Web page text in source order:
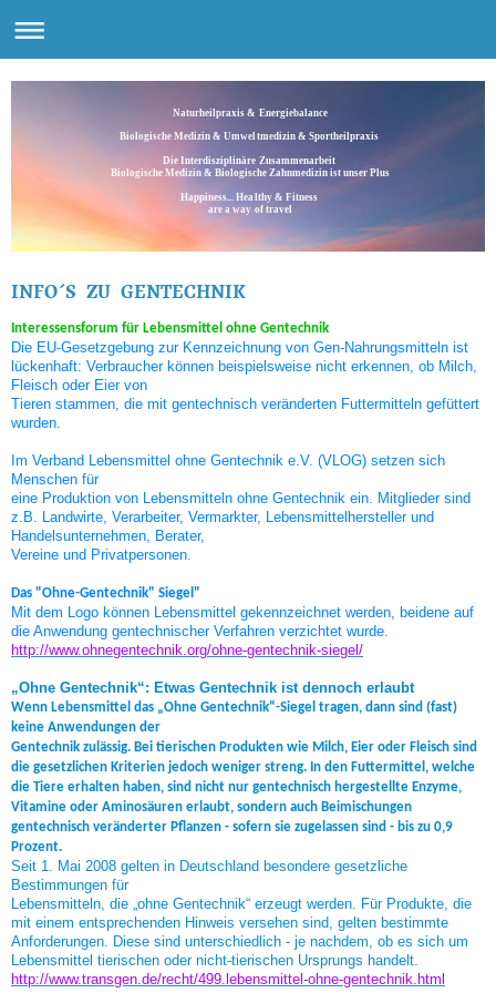
Naturheilpraxis & Energiebalance
Biologische Medizin & Umweltmedizin & Sportheilpraxis
Die Interdisziplinäre Zusammenarbeit
Biologische Medizin & Biologische Zahnmedizin ist unser Plus
Happiness... Healthy & Fitness
are a way of travel
INFO´S ZU GENTECHNIK
Interessensforum für Lebensmittel ohne Gentechnik
Die EU-Gesetzgebung zur Kennzeichnung von Gen-Nahrungsmitteln ist
lückenhaft: Verbraucher können beispielsweise nicht erkennen, ob Milch,
Fleisch oder Eier von
Tieren stammen, die mit gentechnisch veränderten Futtermitteln gefüttert
wurden.
Im Verband Lebensmittel ohne Gentechnik e.V. (VLOG) setzen sich
Menschen für
eine Produktion von Lebensmitteln ohne Gentechnik ein. Mitglieder sind
z.B. Landwirte, Verarbeiter, Vermarkter, Lebensmittelhersteller und
Handelsunternehmen, Berater,
Vereine und Privatpersonen.
Das "Ohne-Gentechnik" Siegel"
Mit dem Logo können Lebensmittel gekennzeichnet werden, beidene auf
die Anwendung gentechnischer Verfahren verzichtet wurde.
http://www.ohnegentechnik.org/ohne-gentechnik-siegel/
„Ohne Gentechnik“: Etwas Gentechnik ist dennoch erlaubt
Wenn Lebensmittel das „Ohne Gentechnik“-Siegel tragen, dann sind (fast)
keine Anwendungen der
Gentechnik zulässig. Bei tierischen Produkten wie Milch, Eier oder Fleisch sind
die gesetzlichen Kriterien jedoch weniger streng. In den Futtermittel, welche
die Tiere erhalten haben, sind nicht nur gentechnisch hergestellte Enzyme,
Vitamine oder Aminosäuren erlaubt, sondern auch Beimischungen
gentechnisch veränderter Pflanzen - sofern sie zugelassen sind - bis zu 0,9
Prozent.
Seit 1. Mai 2008 gelten in Deutschland besondere gesetzliche
Bestimmungen für
Lebensmitteln, die „ohne Gentechnik“ erzeugt werden. Für Produkte, die
mit einem entsprechenden Hinweis versehen sind, gelten bestimmte
Anforderungen. Diese sind unterschiedlich - je nachdem, ob es sich um
Lebensmittel tierischen oder nicht-tierischen Ursprungs handelt.
http://www.transgen.de/recht/499.lebensmittel-ohne-gentechnik.html